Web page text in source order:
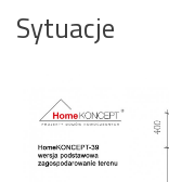
Sytuacje